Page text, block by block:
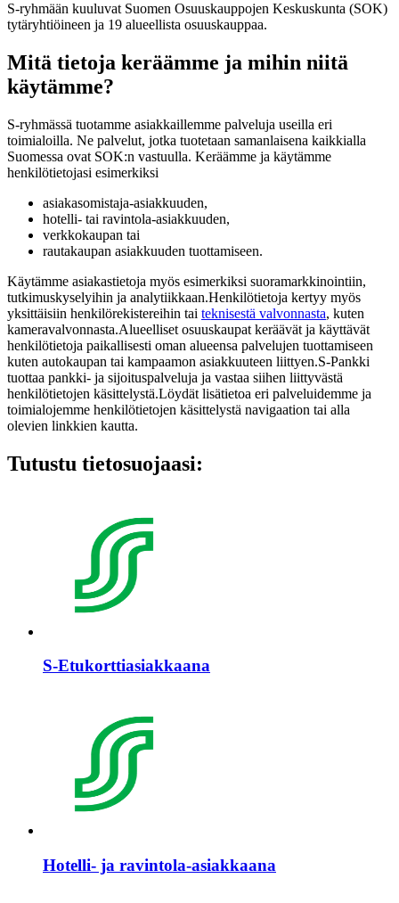
S-ryhmään kuuluvat Suomen Osuuskauppojen Keskuskunta (SOK)
tytäryhtiöineen ja 19 alueellista osuuskauppaa.
Mitä tietoja keräämme ja mihin niitä
käytämme?
S-ryhmässä tuotamme asiakkaillemme palveluja useilla eri
toimialoilla. Ne palvelut, jotka tuotetaan samanlaisena kaikkialla
Suomessa ovat SOK:n vastuulla. Keräämme ja käytämme
henkilötietojasi esimerkiksi
asiakasomistaja-asiakkuuden,
hotelli- tai ravintola-asiakkuuden,
verkkokaupan tai
rautakaupan asiakkuuden tuottamiseen.
Käytämme asiakastietoja myös esimerkiksi suoramarkkinointiin,
tutkimuskyselyihin ja analytiikkaan.Henkilötietoja kertyy myös
yksittäisiin henkilörekistereihin tai teknisestä valvonnasta, kuten
kameravalvonnasta.Alueelliset osuuskaupat keräävät ja käyttävät
henkilötietoja paikallisesti oman alueensa palvelujen tuottamiseen
kuten autokaupan tai kampaamon asiakkuuteen liittyen.S-Pankki
tuottaa pankki- ja sijoituspalveluja ja vastaa siihen liittyvästä
henkilötietojen käsittelystä.Löydät lisätietoa eri palveluidemme ja
toimialojemme henkilötietojen käsittelystä navigaation tai alla
olevien linkkien kautta.
Tutustu tietosuojaasi:
S-Etukorttiasiakkaana
Hotelli- ja ravintola-asiakkaana